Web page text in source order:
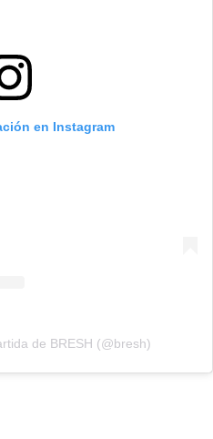
en Instagram
de BRESH (@bresh)